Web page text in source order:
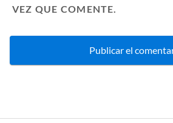
VEZ QUE COMENTE.